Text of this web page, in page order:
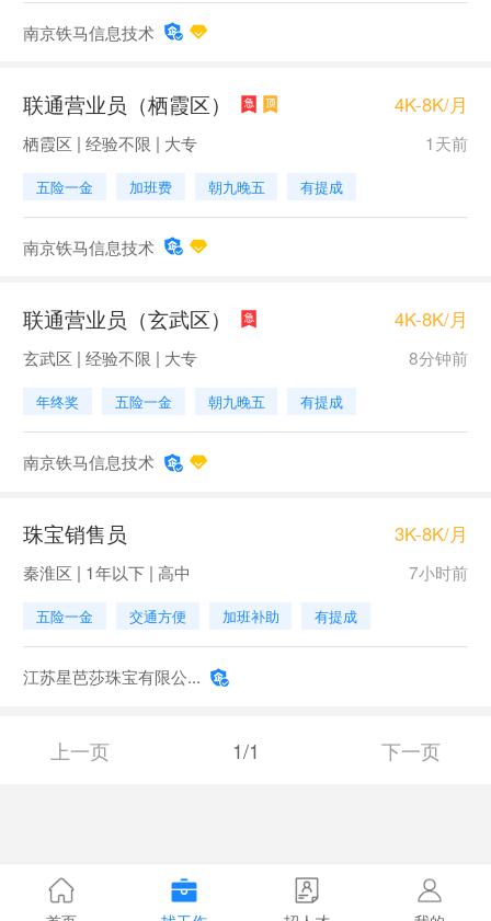
南京铁马信息技术
联通营业员（栖霞区） 4K-8K/月
栖霞区 | 经验不限 | 大专 1天前
五险一金 加班费 朝九晚五 有提成
南京铁马信息技术
联通营业员（玄武区） 4K-8K/月
玄武区 | 经验不限 | 大专 8分钟前
年终奖 五险一金 朝九晚五 有提成
南京铁马信息技术
珠宝销售员 3K-8K/月
秦淮区 | 1年以下 | 高中 7小时前
五险一金 交通方便 加班补助 有提成
江苏星芭莎珠宝有限公...
上一页 1/1 下一页